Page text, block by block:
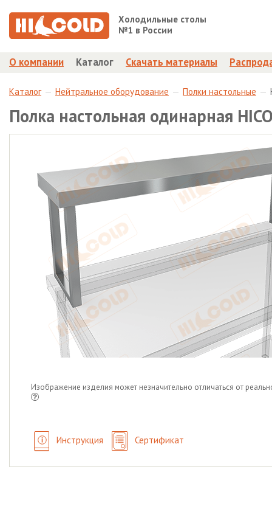
Холодильные столы
№1 в России
О компании Каталог Скачать материалы
Каталог Нейтральное оборудование Полки настольные
Полка настольная одинарная
Изображение изделия может незначительно отличаться от
Инструкция Сертификат